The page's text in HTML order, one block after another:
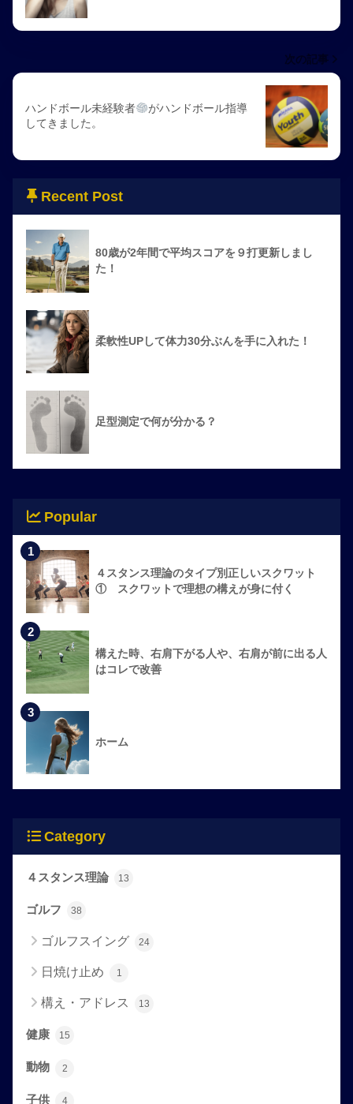
次の記事
ハンドボール未経験者
がハンドボール指導
してきました。
Recent Post
80歳が2年間で平均スコアを９打更新しまし
た！
柔軟性UPして体力30分ぶんを手に入れた！
足型測定で何が分かる？
Popular
1
４スタンス理論のタイプ別正しいスクワット
① スクワットで理想の構えが身に付く
2
構えた時、右肩下がる人や、右肩が前に出る人
はコレで改善
3
ホーム
Category
４スタンス理論 13
ゴルフ 38
ゴルフスイング 24
日焼け止め 1
構え・アドレス 13
健康 15
動物 2
子供 4